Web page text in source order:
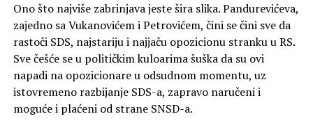
Ono što najviše zabrinjava jeste šira slika. Pandurevićeva,
zajedno sa Vukanovićem i Petrovićem, čini se čini sve da
rastoči SDS, najstariju i najjaču opozicionu stranku u RS.
Sve češće se u političkim kuloarima šuška da su ovi
napadi na opozicionare u odsudnom momentu, uz
istovremeno razbijanje SDS-a, zapravo naručeni i
moguće i plaćeni od strane SNSD-a.